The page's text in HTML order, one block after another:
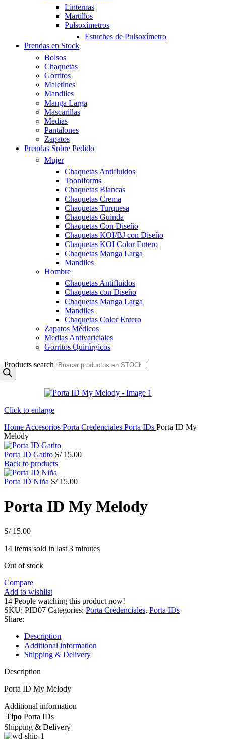
Linternas
Martillos
Pulsoxímetros
Estuches de Pulsoxímetro
Prendas en Stock
Bolsos
Chaquetas
Gorritos
Maletines
Mandiles
Manga Larga
Mascarillas
Medias
Pantalones
Zapatos
Prendas Sobre Pedido
Mujer
Chaquetas Antifluidos
Tooniforms
Chaquetas Blancas
Chaquetas Crema
Chaquetas Turquesa
Chaquetas Guinda
Chaquetas Con Diseño
Chaquetas KOI/BJ con Diseño
Chaquetas KOI Color Entero
Chaquetas Manga Larga
Mandiles
Hombre
Chaquetas Antifluidos
Chaquetas con Diseño
Chaquetas Manga Larga
Mandiles
Chaquetas Color Entero
Zapatos Médicos
Medias Antivariciales
Gorritos Quirúrgicos
Products search
Click to enlarge
Home Accesorios Porta Credenciales Porta IDs Porta ID My
Melody
Porta ID Gatito S/15.00
Back to products
Porta ID Niña S/15.00
Porta ID My Melody
S/15.00
14 Items sold in last 3 minutes
Out of stock
Compare
Add to wishlist
14 People watching this product now!
SKU: PID07 Categories: Porta Credenciales, Porta IDs
Share:
Description
Additional information
Shipping & Delivery
Description
Porta ID My Melody
Additional information
Tipo Porta IDs
Shipping & Delivery